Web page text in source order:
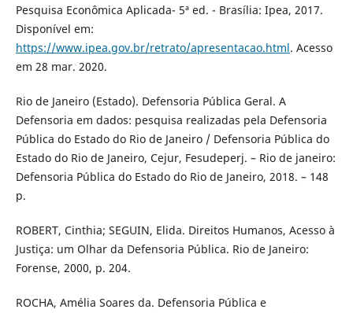
Pesquisa Econômica Aplicada- 5ª ed. - Brasília: Ipea, 2017.
Disponível em:
https://www.ipea.gov.br/retrato/apresentacao.html. Acesso
em 28 mar. 2020.
Rio de Janeiro (Estado). Defensoria Pública Geral. A
Defensoria em dados: pesquisa realizadas pela Defensoria
Pública do Estado do Rio de Janeiro / Defensoria Pública do
Estado do Rio de Janeiro, Cejur, Fesudeperj. – Rio de janeiro:
Defensoria Pública do Estado do Rio de Janeiro, 2018. – 148
p.
ROBERT, Cinthia; SEGUIN, Elida. Direitos Humanos, Acesso à
Justiça: um Olhar da Defensoria Pública. Rio de Janeiro:
Forense, 2000, p. 204.
ROCHA, Amélia Soares da. Defensoria Pública e